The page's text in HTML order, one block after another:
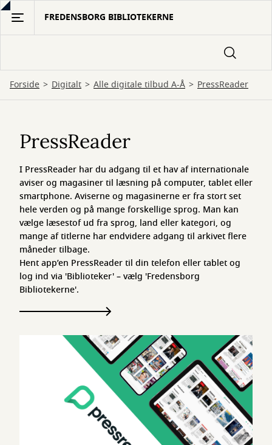
Gå
hovedindhold
FREDENSBORG BIBLIOTEKERNE
Forside Digitalt Alle digitale tilbud A-Å PressReader
PressReader
I PressReader har du adgang til et hav af internationale
aviser og magasiner til læsning på computer, tablet eller
smartphone. Aviserne og magasinerne er fra stort set
hele verden og på mange forskellige sprog. Man kan
vælge læsestof ud fra sprog, land eller kategori, og
mange af titlerne har endvidere adgang til arkivet flere
måneder tilbage.
Hent app’en PressReader til din telefon eller tablet og
log ind via 'Biblioteker' – vælg 'Fredensborg
Bibliotekerne'.